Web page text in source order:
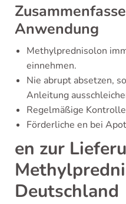
Anwendung
Methylprednisolon
einnehmen.
Nie abrupt absetzen,
Anleitung
Regelmäßige
Förderliche en bei
en zur
Deutschland